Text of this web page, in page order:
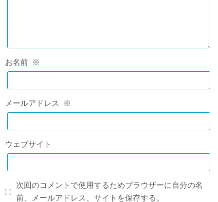
お名前 ※
メールアドレス ※
ウェブサイト
次回のコメントで使用するためブラウザーに自分の名
前、メールアドレス、サイトを保存する。